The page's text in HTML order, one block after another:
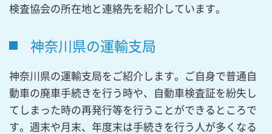
検査協会の所在地と連絡先を紹介しています。
神奈川県の運輸支局
神奈川県の運輸支局をご紹介します。ご自身で普通自
動車の廃車手続きを行う時や、自動車検査証を紛失し
てしまった時の再発行等を行うことができるところで
す。週末や月末、年度末は手続きを行う人が多くなる